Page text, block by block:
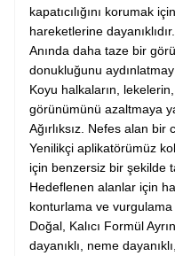
kapatıcılığını korumak
hareketlerine dayanıklıdır.
Anında daha taze bir
donukluğunu
Koyu halkaların, lekelerin,
görünümünü azaltmaya
Ağırlıksız. Nefes alan bir
Yenilikçi aplikatörümüz
için benzersiz bir şekilde
Hedeflenen alanlar için
konturlama ve vurgulama
Doğal, Kalıcı Formül
dayanıklı, neme